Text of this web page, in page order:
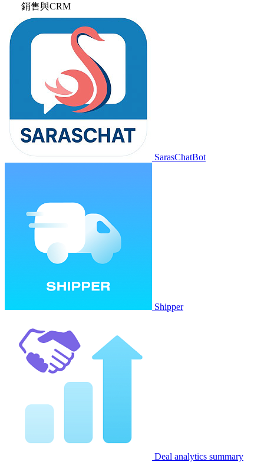
銷售與CRM
SarasChatBot
Shipper
Deal analytics summary